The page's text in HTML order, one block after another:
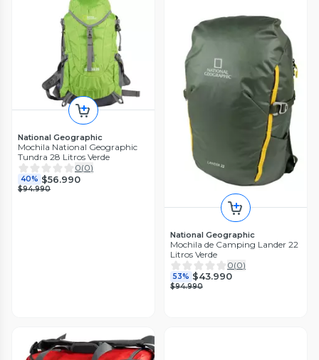
National Geographic
Mochila National Geographic
Tundra 28 Litros Verde
0(0)
40% $56.990
$94.990
National Geographic
Mochila de Camping Lander 22
Litros Verde
0(0)
53% $43.990
$94.990